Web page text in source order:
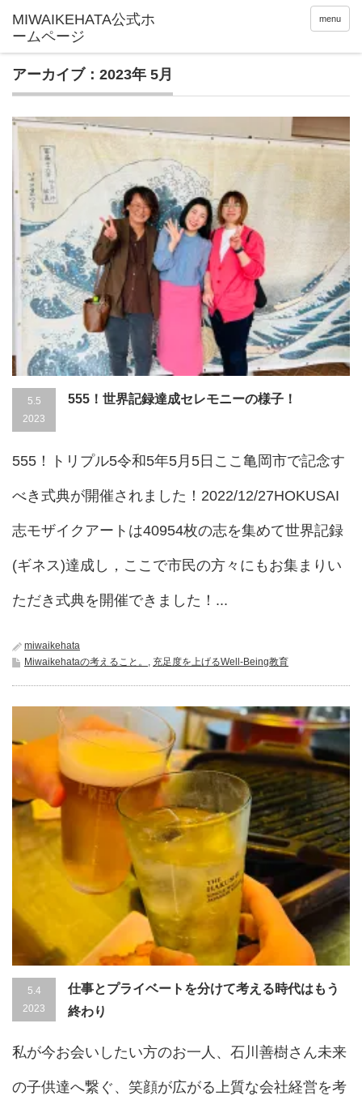
menu
アーカイブ：2023年 5月
5.5
2023
555！世界記録達成セレモニーの様子！
555！トリプル5令和5年5月5日ここ亀岡市で記念す
べき式典が開催されました！2022/12/27HOKUSAI
志モザイクアートは40954枚の志を集めて世界記録
(ギネス)達成し，ここで市民の方々にもお集まりい
ただき式典を開催できました！...
miwaikehata
Miwaikehataの考えること。 , 充足度を上げるWell-Being教育
5.4
2023
仕事とプライベートを分けて考える時代はもう
終わり
私が今お会いしたい方のお一人、石川善樹さん未来
の子供達へ繋ぐ、笑顔が広がる上質な会社経営を考